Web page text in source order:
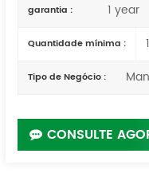
garantia : 1 year
Quantidade mínima :
Tipo de Negócio :
CONSULTE